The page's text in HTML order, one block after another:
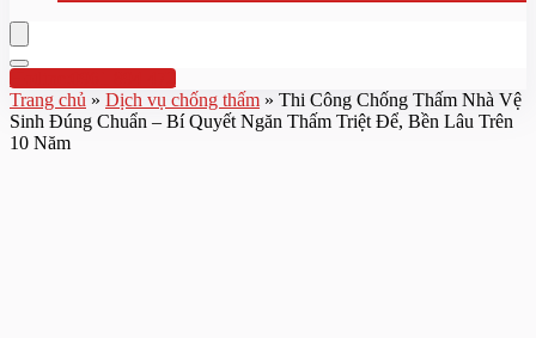
Hotline:0961 894 472
Trang chủ » Dịch vụ chống thấm » Thi Công Chống Thấm Nhà Vệ
Sinh Đúng Chuẩn – Bí Quyết Ngăn Thấm Triệt Để, Bền Lâu Trên
10 Năm